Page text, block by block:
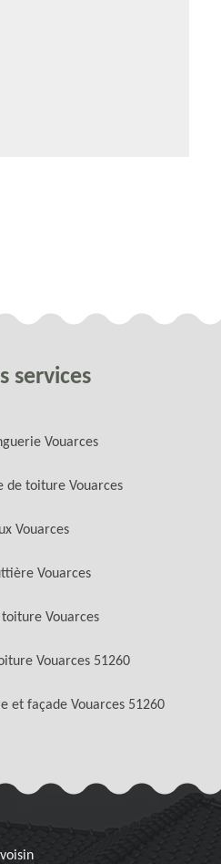
services
Vouarces
de toiture Vouarces
Vouarces
Vouarces
Vouarces
Vouarces 51260
et façade Vouarces 51260